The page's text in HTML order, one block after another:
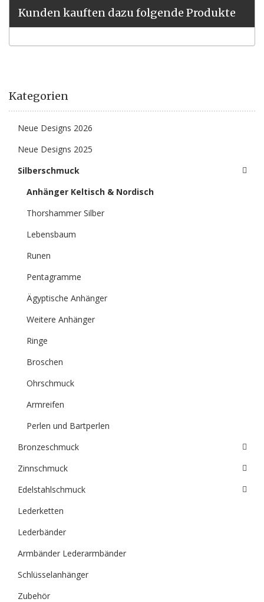
Kunden kauften dazu folgende Produkte
Kategorien
Neue Designs 2026
Neue Designs 2025
Silberschmuck
Anhänger Keltisch & Nordisch
Thorshammer Silber
Lebensbaum
Runen
Pentagramme
Ägyptische Anhänger
Weitere Anhänger
Ringe
Broschen
Ohrschmuck
Armreifen
Perlen und Bartperlen
Bronzeschmuck
Zinnschmuck
Edelstahlschmuck
Lederketten
Lederbänder
Armbänder Lederarmbänder
Schlüsselanhänger
Zubehör